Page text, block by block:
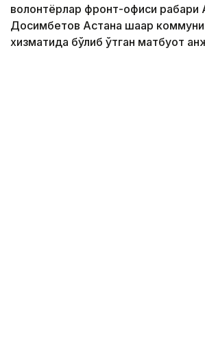
волонтёрлар фронт-офиси раҳбари
Досимбетов Астана шаҳар
хизматида бўлиб ўтган матбуот